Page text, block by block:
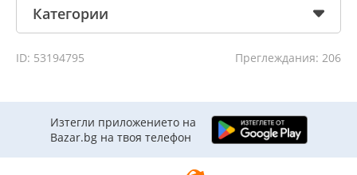
Категории
ID: 53194795 Преглеждания: 206
Изтегли приложението на
Bazar.bg на твоя телефон